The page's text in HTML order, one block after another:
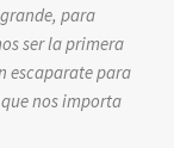
para
ser la primera
escaparate para
nos importa